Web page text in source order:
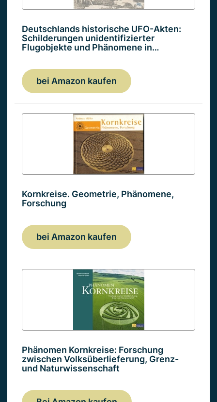
Deutschlands historische UFO-Akten:
Schilderungen unidentifizierter
Flugobjekte und Phänomene in…
bei Amazon kaufen
Kornkreise. Geometrie, Phänomene,
Forschung
bei Amazon kaufen
Phänomen Kornkreise: Forschung
zwischen Volksüberlieferung, Grenz-
und Naturwissenschaft